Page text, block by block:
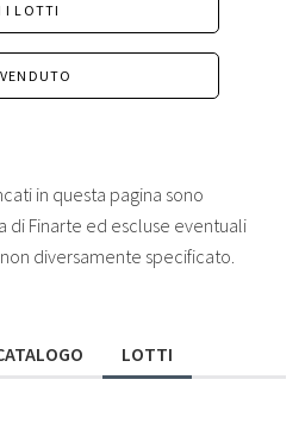
I LOTTI
in questa pagina sono
di Finarte ed escluse eventuali
diversamente specificato.
LOTTI